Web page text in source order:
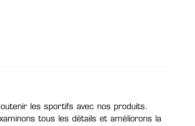
les sportifs avec nos produits.
tous les détails et améliorons la